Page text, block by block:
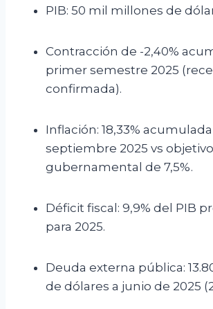
PIB: 50 mil millones de
Contracción de -2,40%
primer semestre 2025
confirmada).
Inflación: 18,33%
septiembre 2025 vs objetivo
gubernamental de 7,5%.
Déficit fiscal: 9,9% del PIB
para 2025.
Deuda externa pública:
de dólares a junio de 2025